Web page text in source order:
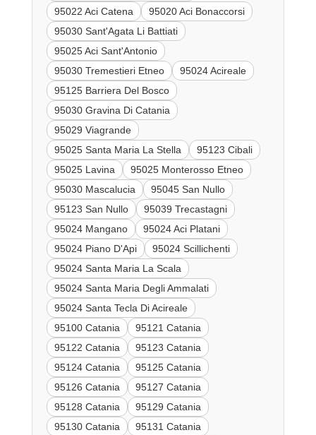
95022 Aci Catena
95020 Aci Bonaccorsi
95030 Sant'Agata Li Battiati
95025 Aci Sant'Antonio
95030 Tremestieri Etneo
95024 Acireale
95125 Barriera Del Bosco
95030 Gravina Di Catania
95029 Viagrande
95025 Santa Maria La Stella
95123 Cibali
95025 Lavina
95025 Monterosso Etneo
95030 Mascalucia
95045 San Nullo
95123 San Nullo
95039 Trecastagni
95024 Mangano
95024 Aci Platani
95024 Piano D'Api
95024 Scillichenti
95024 Santa Maria La Scala
95024 Santa Maria Degli Ammalati
95024 Santa Tecla Di Acireale
95100 Catania
95121 Catania
95122 Catania
95123 Catania
95124 Catania
95125 Catania
95126 Catania
95127 Catania
95128 Catania
95129 Catania
95130 Catania
95131 Catania